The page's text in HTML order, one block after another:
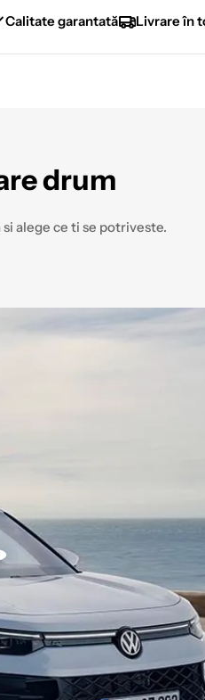
Calitate garantată Livrare în
drum
alege ce ti se potriveste.